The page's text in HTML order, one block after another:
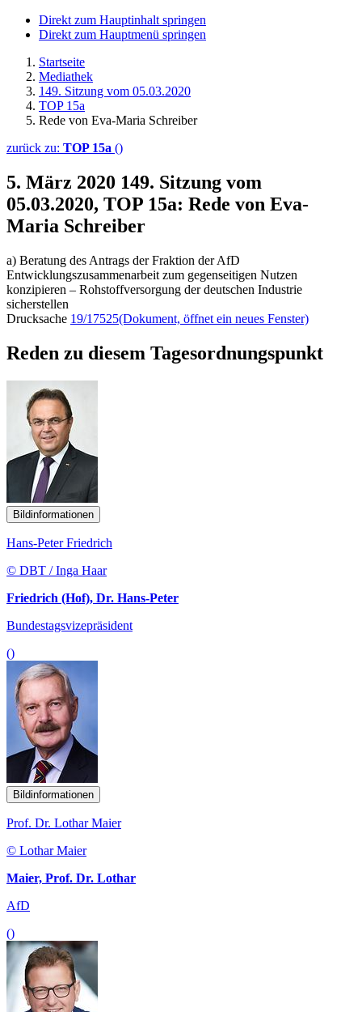
Direkt zum Hauptinhalt springen
Direkt zum Hauptmenü springen
Startseite
Mediathek
149. Sitzung vom 05.03.2020
TOP 15a
Rede von Eva-Maria Schreiber
zurück zu: TOP 15a ()
5. März 2020 149. Sitzung vom
05.03.2020, TOP 15a: Rede von Eva-
Maria Schreiber
a) Beratung des Antrags der Fraktion der AfD
Entwicklungszusammenarbeit zum gegenseitigen Nutzen
konzipieren – Rohstoffversorgung der deutschen Industrie
sicherstellen
Drucksache 19/17525(Dokument, öffnet ein neues Fenster)
Reden zu diesem Tagesordnungspunkt
Bildinformationen
Hans-Peter Friedrich
© DBT / Inga Haar
Friedrich (Hof), Dr. Hans-Peter
Bundestagsvizepräsident
()
Bildinformationen
Prof. Dr. Lothar Maier
© Lothar Maier
Maier, Prof. Dr. Lothar
AfD
()